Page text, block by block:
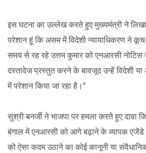
इस घटना का उल्लेख करते हुए मुख्यमंत्री ने
परेशान हूं कि असम में विदेशी न्यायाधिकरण ने कूच
समय से रह रहे उत्तम कुमार को एनआरसी नोटिस
दस्तावेज प्रस्तुत करने के बावजूद उन्हें विदेशी
में परेशान किया जा रहा है।‘’
सुश्री बनर्जी ने भाजपा पर हमला करते हुए दावा
बंगाल में एनआरसी को आगे बढ़ाने के व्यापक एजेंडे
को ऐसा कदम उठाने का कोई कानूनी या